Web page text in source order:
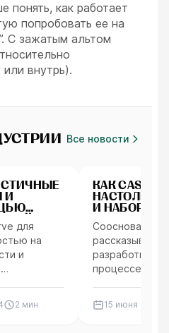
понять, как работает
попробовать ее на
С зажатым альтом
внутрь).
Все новости
И
для
на
и
2 мин
Интервью
КАК CAST N
И НАБОРЫ
Сооснователь
рассказывает
разработки
процессе
печати.
15 июня 2026 г.